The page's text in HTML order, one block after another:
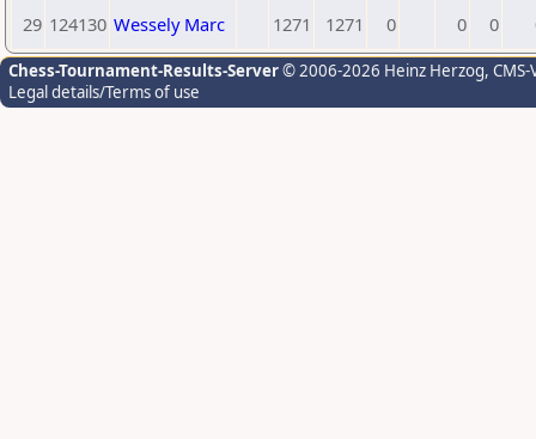
29 124130 Wessely Marc 1271 1271 0 0 0
Chess-Tournament-Results-Server© 2006-2026 Heinz Herzog,
Legal details/Terms of use